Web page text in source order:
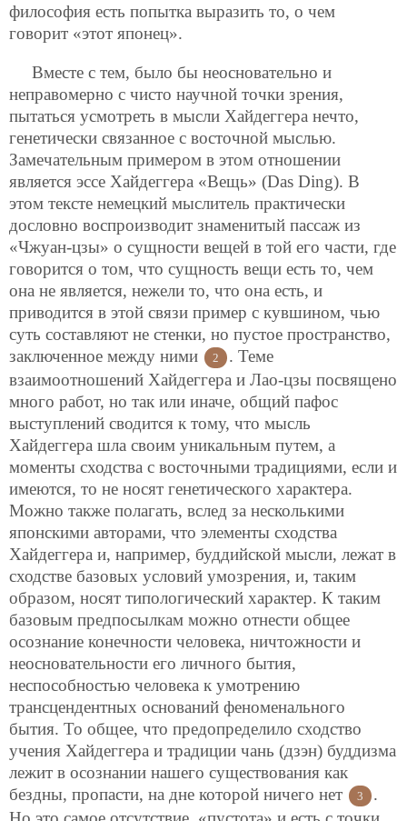
философия есть попытка выразить то, о чем
говорит «этот японец».
Вместе с тем, было бы неосновательно и
неправомерно с чисто научной точки зрения,
пытаться усмотреть в мысли Хайдеггера нечто,
генетически связанное с восточной мыслью.
Замечательным примером в этом отношении
является эссе Хайдеггера «Вещь» (Das Ding). В
этом тексте немецкий мыслитель практически
дословно воспроизводит знаменитый пассаж из
«Чжуан-цзы» о сущности вещей в той его части, где
говорится о том, что сущность вещи есть то, чем
она не является, нежели то, что она есть, и
приводится в этой связи пример с кувшином, чью
суть составляют не стенки, но пустое пространство,
заключенное между ними
2
. Теме
взаимоотношений Хайдеггера и Лао-цзы посвящено
много работ, но так или иначе, общий пафос
выступлений сводится к тому, что мысль
Хайдеггера шла своим уникальным путем, а
моменты сходства с восточными традициями, если и
имеются, то не носят генетического характера.
Можно также полагать, вслед за несколькими
японскими авторами, что элементы сходства
Хайдеггера и, например, буддийской мысли, лежат в
сходстве базовых условий умозрения, и, таким
образом, носят типологический характер. К таким
базовым предпосылкам можно отнести общее
осознание конечности человека, ничтожности и
неосновательности его личного бытия,
неспособностью человека к умотрению
трансцендентных оснований феноменального
бытия. То общее, что предопределило сходство
учения Хайдеггера и традиции чань (дзэн) буддизма
лежит в осознании нашего существования как
бездны, пропасти, на дне которой ничего нет
3
.